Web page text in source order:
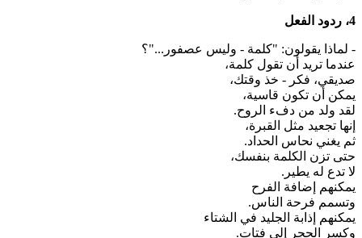
4، ردود الفعل
- لماذا يقولون: "كلمة - وليس عصفور..."؟
عندما تريد أن تقول كلمة،
صديقي، فكر - خذ وقتك،
يمكن أن تكون قاسية،
لقد ولد من دفء الروح.
إنها تجعيد مثل القبرة،
ثم يغني نحاس الحداد.
حتى تزن الكلمة بنفسك،
لا تدع له يطير.
يمكنهم إضافة الفرح
وتسمم فرحة الناس.
يمكنهم إذابة الجليد في الشتاء
وكسر الحجر إلى فتات.